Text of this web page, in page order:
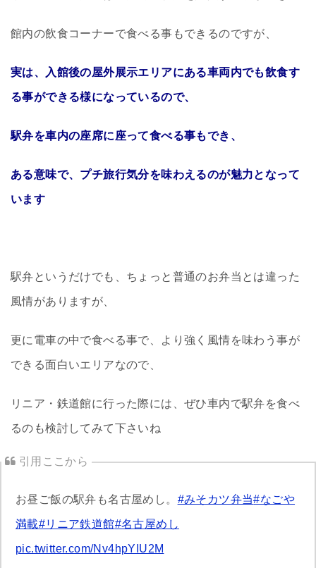
館内の飲食コーナーで食べる事もできるのですが、
実は、入館後の屋外展示エリアにある車両内でも飲食す
る事ができる様になっているので、
駅弁を車内の座席に座って食べる事もでき、
ある意味で、プチ旅行気分を味わえるのが魅力となって
います
駅弁というだけでも、ちょっと普通のお弁当とは違った
風情がありますが、
更に電車の中で食べる事で、より強く風情を味わう事が
できる面白いエリアなので、
リニア・鉄道館に行った際には、ぜひ車内で駅弁を食べ
るのも検討してみて下さいね
お昼ご飯の駅弁も名古屋めし。 #みそカツ弁当#なごや
満載#リニア鉄道館#名古屋めし
pic.twitter.com/Nv4hpYIU2M